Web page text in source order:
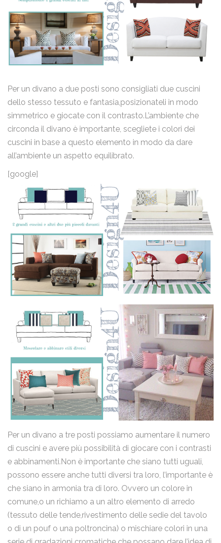
Per un divano a due posti sono consigliati due cuscini
dello stesso tessuto e fantasia,posizionateli in modo
simmetrico e giocate con il contrasto.L’ambiente che
circonda il divano è importante, scegliete i colori dei
cuscini in base a questo elemento in modo da dare
all’ambiente un aspetto equilibrato.
[google]
Per un divano a tre posti possiamo aumentare il numero
di cuscini e avere più possibilità di giocare con i contrasti
e abbinamenti.Non è importante che siano tutti uguali,
possono essere anche tutti diversi tra loro, l’importante è
che siano in armonia tra di loro. Ovvero un colore in
comune,o un richiamo a un altro elemento di arredo
(tessuto delle tende,rivestimento delle sedie del tavolo
o di un pouf o una poltroncina) o mischiare colori in una